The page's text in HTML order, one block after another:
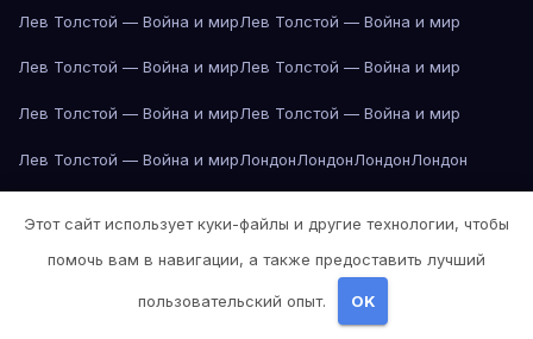
Лев Толстой — Война и мирЛев Толстой — Война и мир
Лев Толстой — Война и мирЛев Толстой — Война и мир
Лев Толстой — Война и мирЛев Толстой — Война и мир
Лев Толстой — Война и мирЛондонЛондонЛондонЛондон
Лос-Анджелес
Лос-АнджелесЛос-АнджелесЛос-Анджелес
Этот сайт использует куки-файлы и другие технологии, чтобы
помочь вам в навигации, а также предоставить лучший
пользовательский опыт. OK